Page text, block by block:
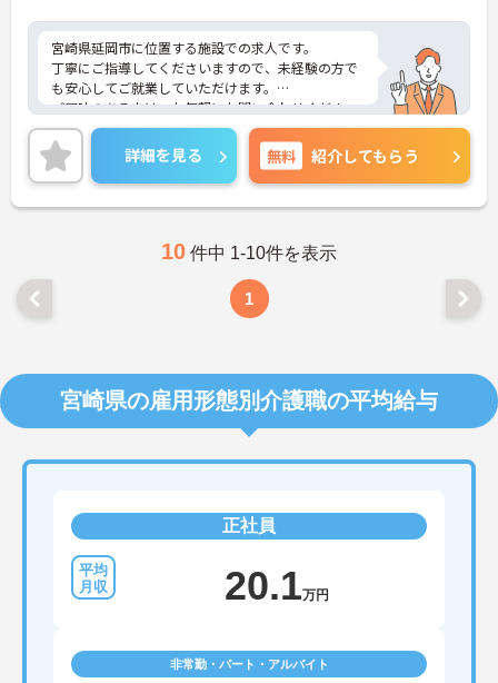
宮崎県延岡市に位置する施設での求人です。
丁寧にご指導してくださいますので、未経験の方で
も安心してご就業していただけます。
ご興味のある方は、お気軽にお問い合わせくださ
い。
詳細を見る 無料 紹介してもらう
10 件中 1-10件を表示
1
宮崎県の雇用形態別介護職の平均給与
正社員
20.1万円
非常勤・パート・アルバイト